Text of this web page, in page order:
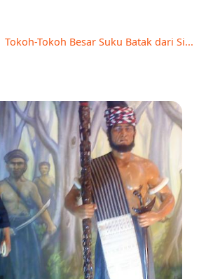
Tokoh-Tokoh Besar Suku Batak dari Si...